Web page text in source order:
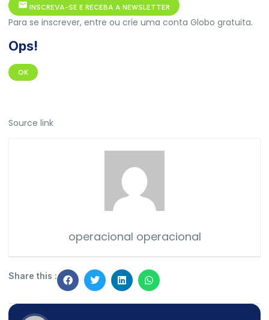
INSCREVA-SE E RECEBA A NEWSLETTER
Para se inscrever, entre ou crie uma conta Globo gratuita.
Ops!
OK
Source link
operacional operacional
Share this :